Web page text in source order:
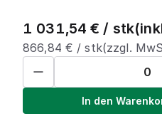
1 031,54 € / stk
866,84 € /stk(zzgl.
In den